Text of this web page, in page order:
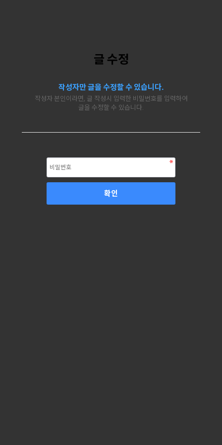
글 수정
작성자만 글을 수정할 수 있습니다.
작성자 본인이라면, 글 작성시 입력한 비밀번호를 입력하여
글을 수정할 수 있습니다.